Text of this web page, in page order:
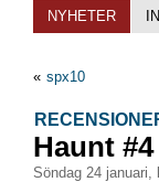
NYHETER
« spx10
Haunt #4
söndag 24